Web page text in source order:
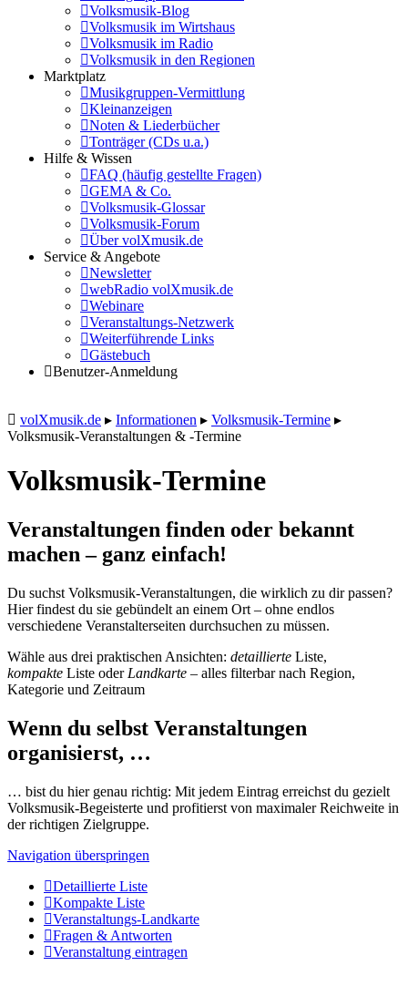
Volksmusik-Blog
Volksmusik im Wirtshaus
Volksmusik im Radio
Volksmusik in den Regionen
Marktplatz
Musikgruppen-Vermittlung
Kleinanzeigen
Noten & Liederbücher
Tonträger (CDs u.a.)
Hilfe & Wissen
FAQ (häufig gestellte Fragen)
GEMA & Co.
Volksmusik-Glossar
Volksmusik-Forum
Über volXmusik.de
Service & Angebote
Newsletter
webRadio volXmusik.de
Webinare
Veranstaltungs-Netzwerk
Weiterführende Links
Gästebuch
Benutzer-Anmeldung
volXmusik.de ▸ Informationen ▸ Volksmusik-Termine ▸
Volksmusik-Veranstaltungen & -Termine
Volksmusik-Termine
Veranstaltungen finden oder bekannt
machen – ganz einfach!
Du suchst Volksmusik-Veranstaltungen, die wirklich zu dir passen?
Hier findest du sie gebündelt an einem Ort – ohne endlos
verschiedene Veranstalterseiten durchsuchen zu müssen.
Wähle aus drei praktischen Ansichten: detaillierte Liste,
kompakte Liste oder Landkarte – alles filterbar nach Region,
Kategorie und Zeitraum
Wenn du selbst Veranstaltungen
organisierst, …
… bist du hier genau richtig: Mit jedem Eintrag erreichst du gezielt
Volksmusik-Begeisterte und profitierst von maximaler Reichweite in
der richtigen Zielgruppe.
Navigation überspringen
Detaillierte Liste
Kompakte Liste
Veranstaltungs-Landkarte
Fragen & Antworten
Veranstaltung eintragen